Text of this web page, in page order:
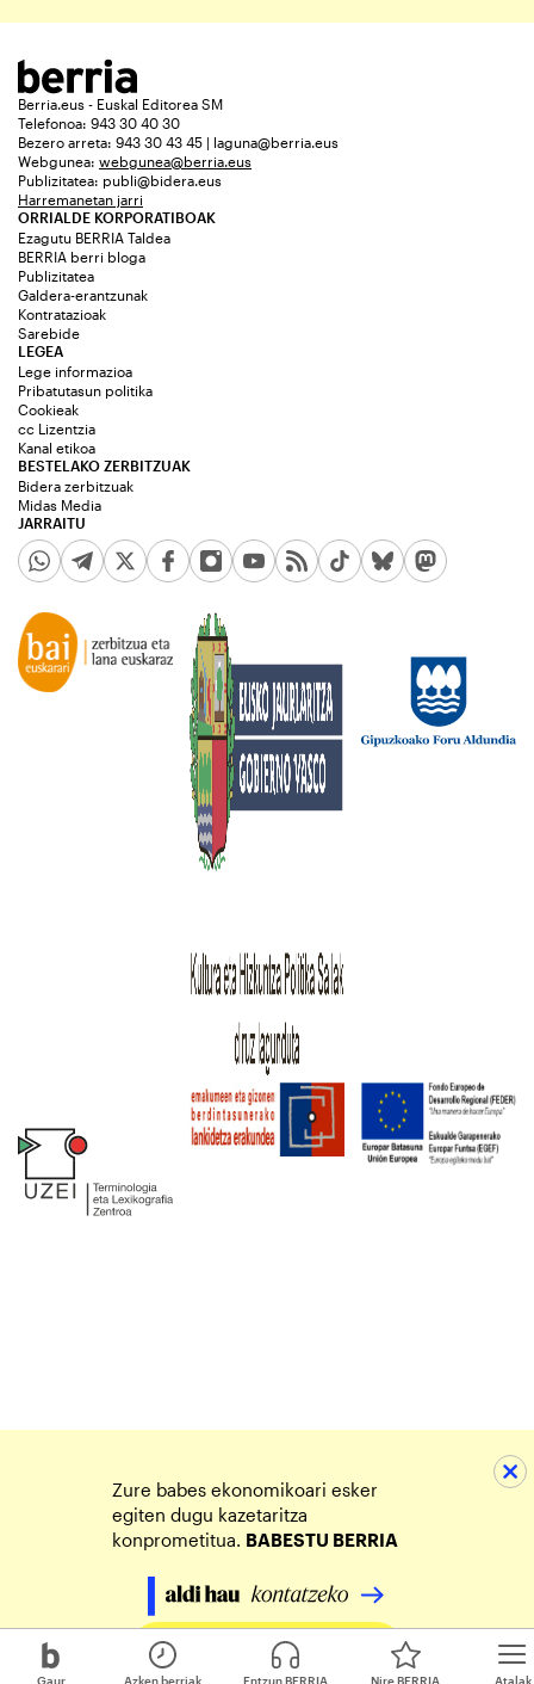
Gaur Atalak
Azken berriak Entzun BERRIA Nire BERRIA
Berria.eus - Euskal Editorea SM
Telefonoa: 943 30 40 30
Bezero arreta: 943 30 43 45 | laguna@berria.eus
Webgunea: webgunea@berria.eus
Publizitatea: publi@bidera.eus
Harremanetan jarri
ORRIALDE KORPORATIBOAK
Ezagutu BERRIA Taldea
BERRIA berri bloga
Publizitatea
Galdera-erantzunak
Kontratazioak
Sarebide
JARRAITU
LEGEA
Lege informazioa
Pribatutasun politika
Cookieak
cc Lizentzia
Kanal etikoa
BESTELAKO ZERBITZUAK
Bidera zerbitzuak
Midas Media
Zure babes ekonomikoari esker
egiten dugu kazetaritza
konprometitua. BABESTU BERRIA
Egin zure ekarpena